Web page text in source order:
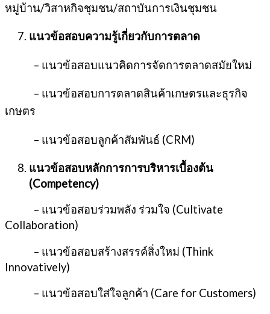
หมู่บ้าน/วิสาหกิจชุมชน/สถาบันการเงินชุมชน
แนวข้อสอบความรู้เกี่ยวกับการตลาด
– แนวข้อสอบแนวคิดการจัดการตลาดสมัยใหม่
– แนวข้อสอบการตลาดสินค้าเกษตรและธุรกิจ
เกษตร
– แนวข้อสอบลูกค้าสัมพันธ์ (CRM)
แนวข้อสอบหลักการการบริหารเบื้องต้น
(Competency)
– แนวข้อสอบร่วมพลัง ร่วมใจ (Cultivate
Collaboration)
– แนวข้อสอบสร้างสรรค์สิ่งใหม่ (Think
Innovatively)
– แนวข้อสอบใส่ใจลูกค้า (Care for Customers)